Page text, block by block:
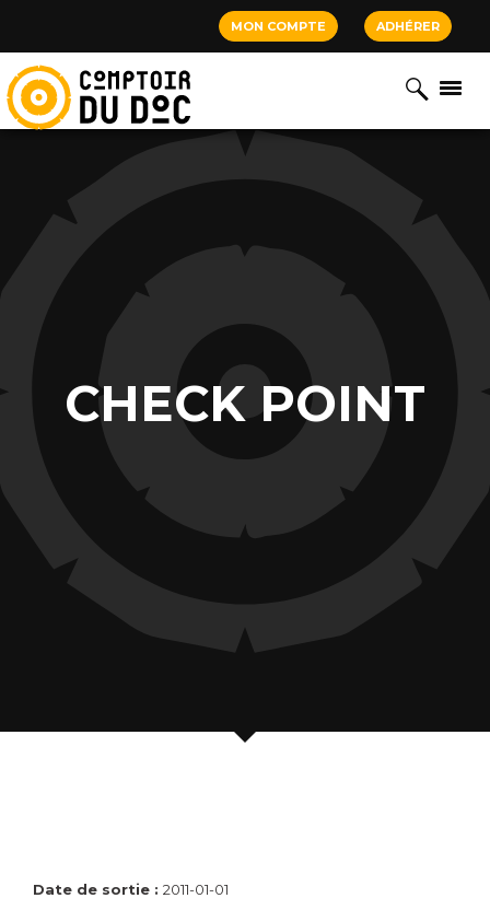
MON COMPTE ADHÉRER
CHECK POINT
Date de sortie : 2011-01-01
Cookies management panel